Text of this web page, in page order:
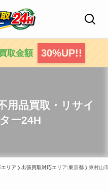
取金額 30%UP!!
用品買取・リサイ
ー24H
リア 出張買取対応エリア:東京都 東村山